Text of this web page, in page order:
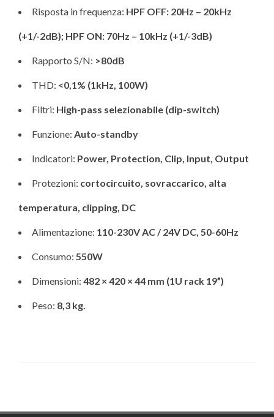
Risposta in frequenza: HPF OFF: 20Hz – 20kHz
(+1/-2dB); HPF ON: 70Hz – 10kHz (+1/-3dB)
Rapporto S/N: >80dB
THD: <0,1% (1kHz, 100W)
Filtri: High-pass selezionabile (dip-switch)
Funzione: Auto-standby
Indicatori: Power, Protection, Clip, Input, Output
Protezioni: cortocircuito, sovraccarico, alta
temperatura, clipping, DC
Alimentazione: 110-230V AC / 24V DC, 50-60Hz
Consumo: 550W
Dimensioni: 482 × 420 × 44 mm (1U rack 19”)
Peso: 8,3 kg.